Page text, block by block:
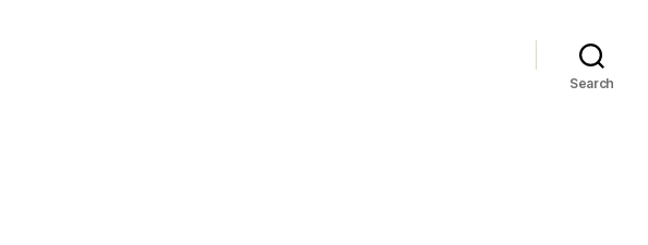
Search